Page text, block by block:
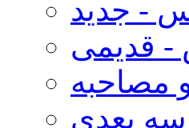
- جدید
قدیمی
مصاحبه
سه بعدی